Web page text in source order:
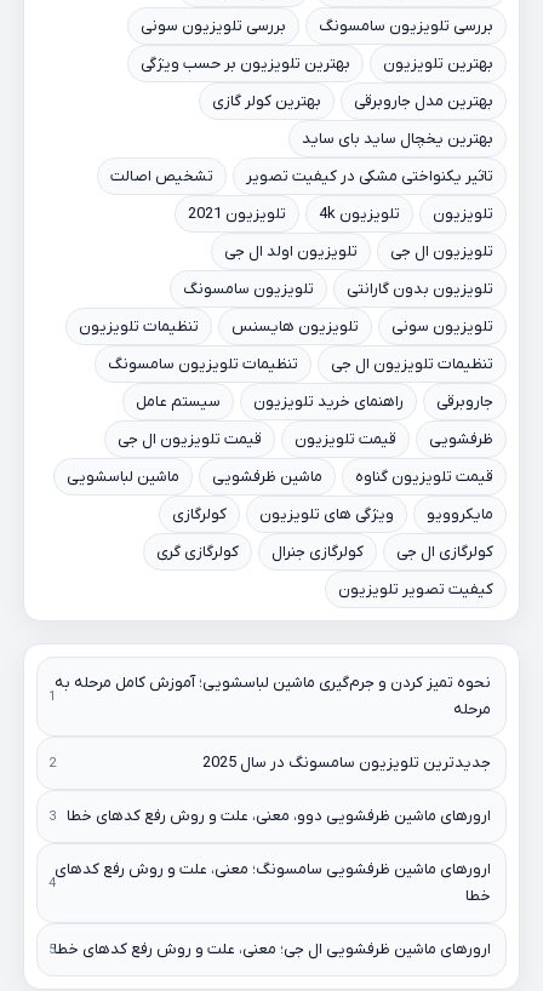
بررسی تلویزیون سامسونگ
بررسی تلویزیون سونی
بهترین تلویزیون
بهترین تلویزیون بر حسب ویژگی
بهترین مدل جاروبرقی
بهترین کولر گازی
بهترین یخچال ساید بای ساید
تاثیر یکنواختی مشکی در کیفیت تصویر
تشخیص اصالت
تلویزیون
تلویزیون 4k
تلویزیون 2021
تلویزیون ال جی
تلویزیون اولد ال جی
تلویزیون بدون گارانتی
تلویزیون سامسونگ
تلویزیون سونی
تلویزیون هایسنس
تنظیمات تلویزیون
تنظیمات تلویزیون ال جی
تنظیمات تلویزیون سامسونگ
جاروبرقی
راهنمای خرید تلویزیون
سیستم عامل
ظرفشویی
قیمت تلویزیون
قیمت تلویزیون ال جی
قیمت تلویزیون گناوه
ماشین ظرفشویی
ماشین لباسشویی
مایکروویو
ویژگی های تلویزیون
کولرگازی
کولرگازی ال جی
کولرگازی جنرال
کولرگازی گری
کیفیت تصویر تلویزیون
نحوه تمیز کردن و جرم‌گیری ماشین لباسشویی؛ آموزش کامل مرحله به
مرحله
جدیدترین تلویزیون سامسونگ در سال 2025
ارورهای ماشین ظرفشویی دوو، معنی، علت و روش رفع کدهای خطا
ارورهای ماشین ظرفشویی سامسونگ؛ معنی، علت و روش رفع کدهای
خطا
ارورهای ماشین ظرفشویی ال جی؛ معنی، علت و روش رفع کدهای خطا